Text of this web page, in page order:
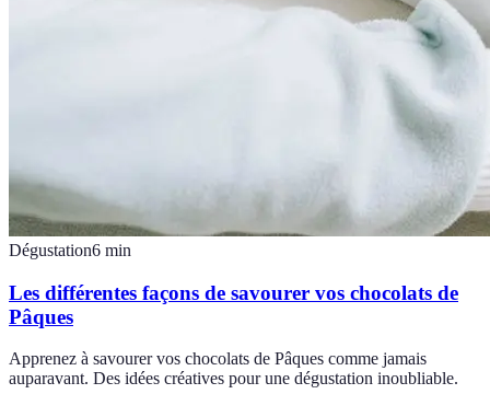
Dégustation6 min
Les différentes façons de savourer vos chocolats de
Pâques
Apprenez à savourer vos chocolats de Pâques comme jamais
auparavant. Des idées créatives pour une dégustation inoubliable.